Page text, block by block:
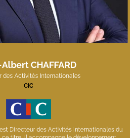
CHAFFARD
des Activités Internationales
CIC
Directeur des Activités Internationales du